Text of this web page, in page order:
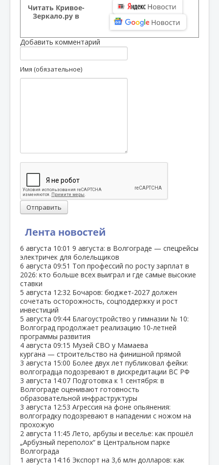
Лента новостей
6 августа 10:01 9 августа: в Волгограде — спецрейсы
электричек для болельщиков
6 августа 09:51 Топ профессий по росту зарплат в
2026: кто больше всех выиграл и где самые высокие
ставки
5 августа 12:32 Бочаров: бюджет‑2027 должен
сочетать осторожность, соцподдержку и рост
инвестиций
5 августа 09:44 Благоустройство у гимназии № 10:
Волгоград продолжает реализацию 10‑летней
программы развития
4 августа 09:15 Музей СВО у Мамаева
кургана — строительство на финишной прямой
3 августа 15:00 Более двух лет публиковал фейки:
волгоградца подозревают в дискредитации ВС РФ
3 августа 14:07 Подготовка к 1 сентября: в
Волгограде оценивают готовность
образовательной инфраструктуры
3 августа 12:53 Агрессия на фоне опьянения:
волгоградку подозревают в нападении с ножом на
прохожую
2 августа 11:45 Лето, арбузы и веселье: как прошёл
„Арбузный переполох“ в Центральном парке
Волгограда
1 августа 14:16 Экспорт на 3,6 млн долларов: как
Читать Кривое-
Зеркало.ру в
Добавить комментарий
Имя (обязательное)
Отправить